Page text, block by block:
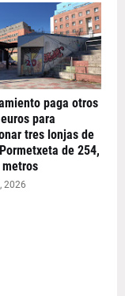
paga otros
para
tres lonjas de
de 254,
2026